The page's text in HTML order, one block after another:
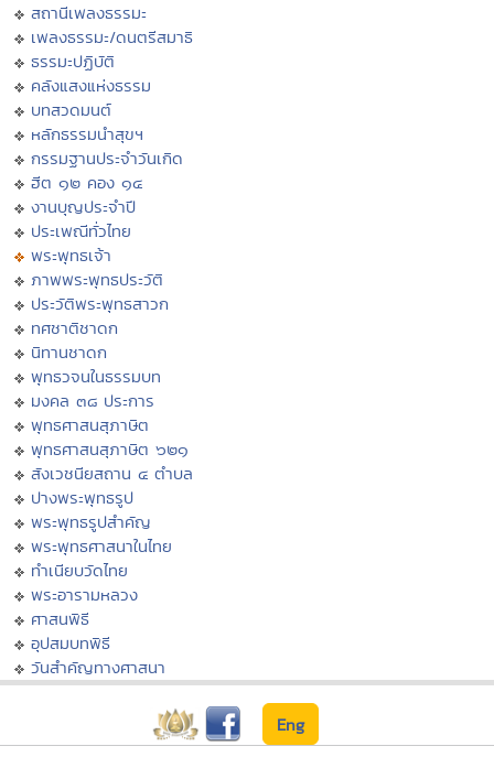
สถานีเพลงธรรมะ
เพลงธรรมะ/ดนตรีสมาธิ
ธรรมะปฏิบัติ
คลังแสงแห่งธรรม
บทสวดมนต์
หลักธรรมนำสุขฯ
กรรมฐานประจำวันเกิด
ฮีต ๑๒ คอง ๑๔
งานบุญประจำปี
ประเพณีทั่วไทย
พระพุทธเจ้า
ภาพพระพุทธประวัติ
ประวัติพระพุทธสาวก
ทศชาติชาดก
นิทานชาดก
พุทธวจนในธรรมบท
มงคล ๓๘ ประการ
พุทธศาสนสุภาษิต
พุทธศาสนสุภาษิต ๖๒๑
สังเวชนียสถาน ๔ ตำบล
ปางพระพุทธรูป
พระพุทธรูปสำคัญ
พระพุทธศาสนาในไทย
ทำเนียบวัดไทย
พระอารามหลวง
ศาสนพิธี
อุปสมบทพิธี
วันสำคัญทางศาสนา
Eng